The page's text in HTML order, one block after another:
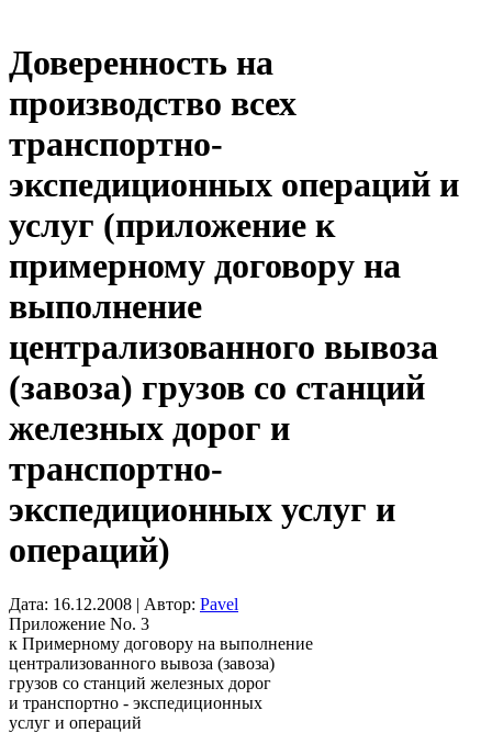
Доверенность на
производство всех
транспортно-
экспедиционных операций и
услуг (приложение к
примерному договору на
выполнение
централизованного вывоза
(завоза) грузов со станций
железных дорог и
транспортно-
экспедиционных услуг и
операций)
Дата: 16.12.2008 | Автор: Pavel
Приложение No. 3
к Примерному договору на выполнение
централизованного вывоза (завоза)
грузов со станций железных дорог
и транспортно - экспедиционных
услуг и операций